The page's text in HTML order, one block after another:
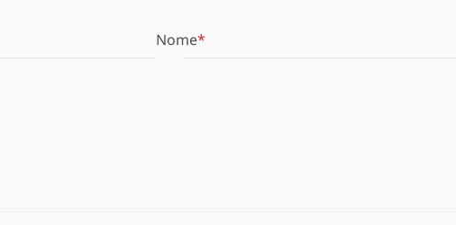
Nome